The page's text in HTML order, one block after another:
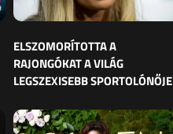
ELSZOMORÍTOTTA A
RAJONGÓKAT A VILÁG
LEGSZEXISEBB SPORTOLÓNŐJE